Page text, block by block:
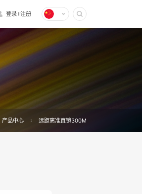
登录 注册
产品中心 远距离准直镜300M